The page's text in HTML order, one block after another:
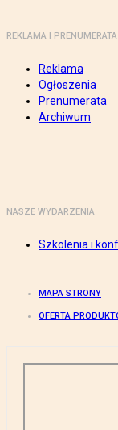
REKLAMA I PRENUMERATA
Reklama
Ogłoszenia
Prenumerata
Archiwum
NASZE WYDARZENIA
Szkolenia i
MAPA STRONY
OFERTA